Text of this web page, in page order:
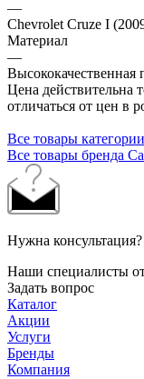
—
Chevrolet Cruze I
Материал
—
Высококачественная
Цена действительна
отличаться от цен в
Все товары категории
Все товары бренда
Нужна консультация?
Наши специалисты
Задать вопрос
Каталог
Акции
Услуги
Бренды
Компания